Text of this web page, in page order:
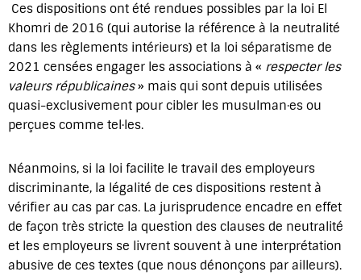
Ces dispositions ont été rendues possibles par la loi El
Khomri de 2016 (qui autorise la référence à la neutralité
dans les règlements intérieurs) et la loi séparatisme de
2021 censées engager les associations à « respecter les
valeurs républicaines» mais qui sont depuis utilisées
quasi-exclusivement pour cibler les musulman·es ou
perçues comme tel·les.
Néanmoins, si la loi facilite le travail des employeurs
discriminante, la légalité de ces dispositions restent à
vérifier au cas par cas. La jurisprudence encadre en effet
de façon très stricte la question des clauses de neutralité
et les employeurs se livrent souvent à une interprétation
abusive de ces textes (que nous dénonçons par ailleurs).